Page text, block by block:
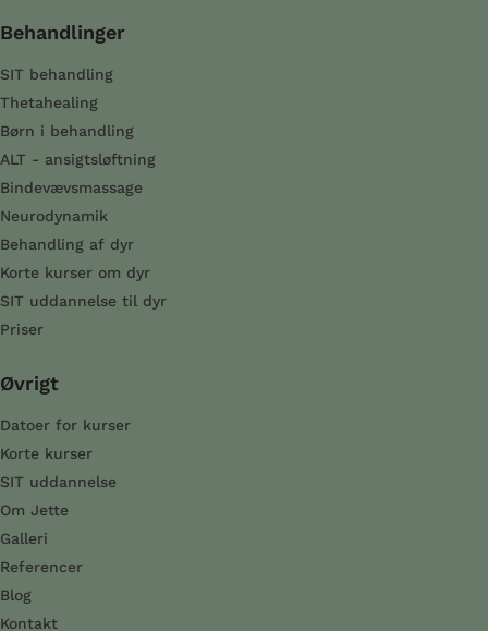
Behandlinger
SIT behandling
Thetahealing
Børn i behandling
ALT - ansigtsløftning
Bindevævsmassage
Neurodynamik
Behandling af dyr
Korte kurser om dyr
SIT uddannelse til dyr
Priser
Øvrigt
Datoer for kurser
Korte kurser
SIT uddannelse
Om Jette
Galleri
Referencer
Blog
Kontakt